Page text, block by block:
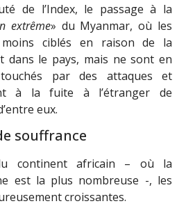
de l’Index, le passage à la
extrême» du Myanmar, où les
moins ciblés en raison de la
dans le pays, mais ne sont en
par des attaques et
à la fuite à l’étranger de
eux.
souffrance
continent africain – où la
est la plus nombreuse -, les
croissantes.